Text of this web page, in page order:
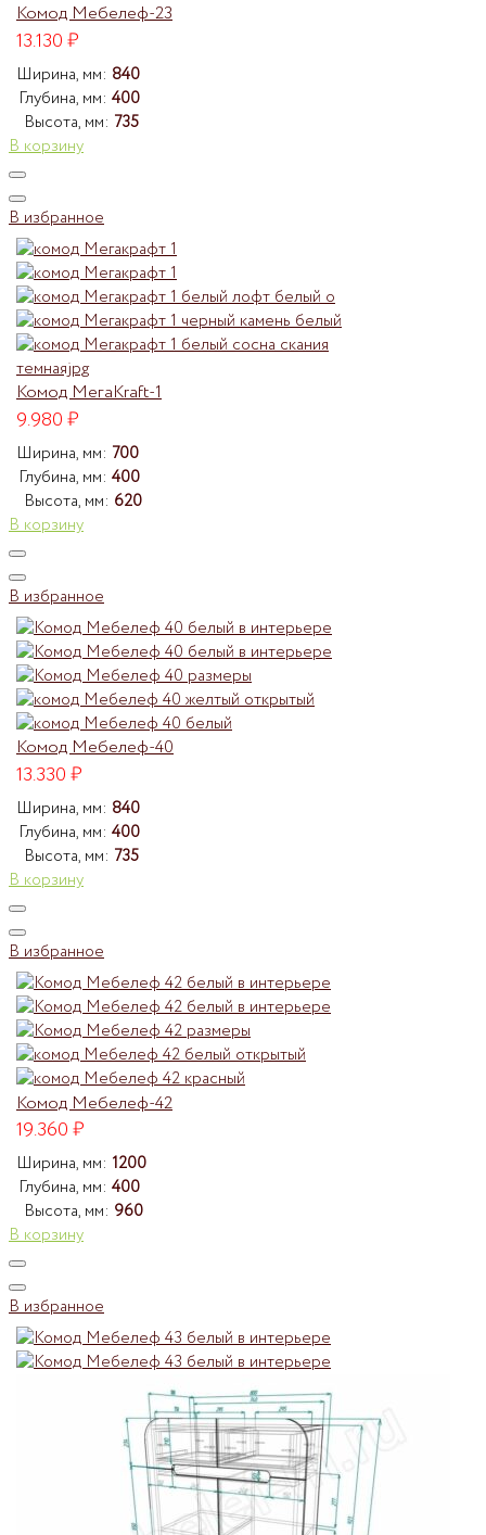
Комод Мебелеф-23
13.130₽
Ширина, мм: 840
Глубина, мм: 400
Высота, мм: 735
В корзину
В избранное
Комод МегаKraft-1
9.980₽
Ширина, мм: 700
Глубина, мм: 400
Высота, мм: 620
В корзину
В избранное
Комод Мебелеф-40
13.330₽
Ширина, мм: 840
Глубина, мм: 400
Высота, мм: 735
В корзину
В избранное
Комод Мебелеф-42
19.360₽
Ширина, мм: 1200
Глубина, мм: 400
Высота, мм: 960
В корзину
В избранное